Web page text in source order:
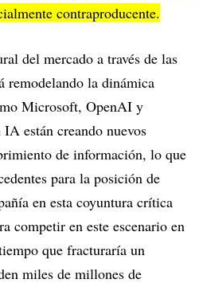
contraproducente.
del mercado a través de las
remodelando la dinámica
Microsoft, OpenAI y
están creando nuevos
de información, lo que
para la posición de
en esta coyuntura crítica
competir en este escenario en
que fracturaría un
miles de millones de